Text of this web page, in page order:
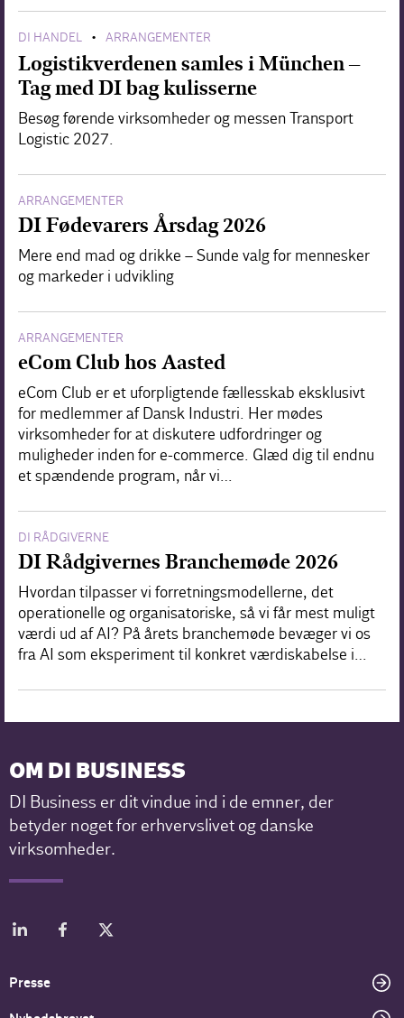
DI HANDEL • ARRANGEMENTER
Logistikverdenen samles i München –
Tag med DI bag kulisserne
Besøg førende virksomheder og messen Transport
Logistic 2027.
ARRANGEMENTER
DI Fødevarers Årsdag 2026
Mere end mad og drikke – Sunde valg for mennesker
og markeder i udvikling
ARRANGEMENTER
eCom Club hos Aasted
eCom Club er et uforpligtende fællesskab eksklusivt
for medlemmer af Dansk Industri. Her mødes
virksomheder for at diskutere udfordringer og
muligheder inden for e-commerce. Glæd dig til endnu
et spændende program, når vi…
DI RÅDGIVERNE
DI Rådgivernes Branchemøde 2026
Hvordan tilpasser vi forretningsmodellerne, det
operationelle og organisatoriske, så vi får mest muligt
værdi ud af AI? På årets branchemøde bevæger vi os
fra AI som eksperiment til konkret værdiskabelse i…
OM DI BUSINESS
DI Business er dit vindue ind i de emner, der
betyder noget for erhvervslivet og danske
virksomheder.
Presse